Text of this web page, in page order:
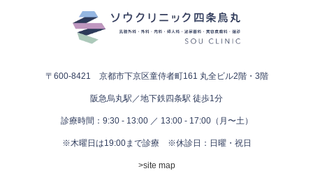
〒600-8421 京都市下京区童侍者町161 丸全ビル2階・3階
阪急烏丸駅／地下鉄四条駅 徒歩1分
診療時間：9:30 - 13:00 ／ 13:00 - 17:00（月〜土）
※木曜日は19:00まで診療 ※休診日：日曜・祝日
>site map